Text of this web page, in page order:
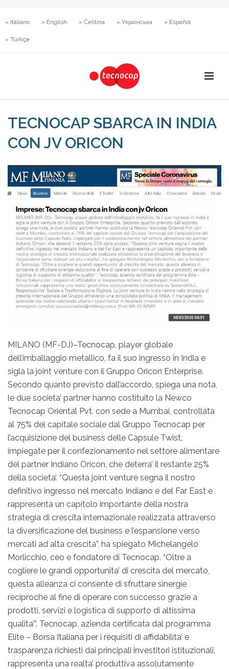
» Italiano » English » Čeština » Українська » Español
» Türkçe
TECNOCAP SBARCA IN INDIA
CON JV ORICON
MILANO (MF-DJ)–Tecnocap, player globale
dell’imballaggio metallico, fa il suo ingresso in India e
sigla la joint venture con il Gruppo Oricon Enterprise.
Secondo quanto previsto dall’accordo, spiega una nota,
le due societa’ partner hanno costituito la Newco
Tecnocap Oriental Pvt. con sede a Mumbai, controllata
al 75% del capitale sociale dal Gruppo Tecnocap per
l’acquisizione del business delle Capsule Twist,
impiegate per il confezionamento nel settore alimentare
del partner Indiano Oricon, che deterra’ il restante 25%
della societa’. “Questa joint venture segna il nostro
definitivo ingresso nel mercato Indiano e del Far East e
rappresenta un capitolo importante della nostra
strategia di crescita internazionale realizzata attraverso
la diversificazione del business e l’espansione verso
mercati ad alta crescita”, ha spiegato Michelangelo
Morlicchio, ceo e fondatore di Tecnocap. “Oltre a
cogliere le grandi opportunita’ di crescita del mercato,
questa alleanza ci consente di sfruttare sinergie
reciproche al fine di operare con successo grazie a
prodotti, servizi e logistica di supporto di altissima
qualita’”. Tecnocap, azienda certificata dal programma
Elite – Borsa Italiana per i requisiti di affidabilita’ e
trasparenza richiesti dai principali investitori istituzionali,
rappresenta una realta’ produttiva assolutamente